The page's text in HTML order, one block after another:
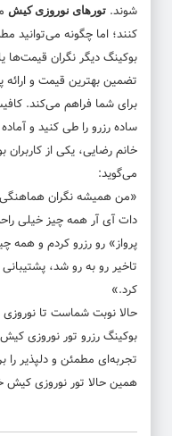
شوند. تورهای نوروزی کیش
کنند؛ اما چگونه می‌توانید
بوکینگ دیگر نگران قیمت‌ها
برای شما فراهم می‌کند.
ساده رزرو را طی کنید و
خانم رضایی، یکی از
می‌گوید:
«من همیشه نگران هماهنگی
دات آی آر همه چیز خیلی
پرواز» رو رزرو کردم و همه
کرد.»
حالا نوبت شماست تا نوروزی
بوکینگ رزرو تور نوروزی کیش
تجربه‌ای مطمئن و دلپذیر را
همین حالا تور نوروزی کیش